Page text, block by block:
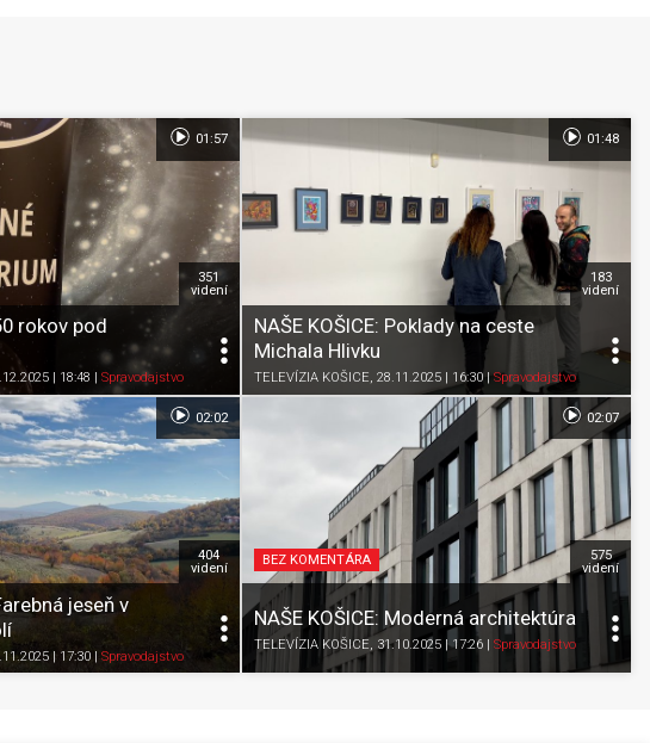
Pozrieť neskôr
K obľúbeným
rokov pod
| 18:48 Spravodajstvo Pozrieť neskôr
K obľúbeným
Zdieľať
351
videní
01:57
NAŠE KOŠICE: Poklady na ceste
Michala Hlivku
TELEVÍZIA KOŠICE, 28.11.2025 | 16:30| Spravodajstvo
183
videní
01:48
Pozrieť neskôr
K obľúbeným
jeseň v
| 17:30 | Spravodajstvo Pozrieť neskôr
K obľúbeným
Zdieľať
404
videní
02:02
BEZ KOMENTÁRA
NAŠE KOŠICE: Moderná architektúra
TELEVÍZIA KOŠICE , 31.10.2025 | 17:26| Spravodajstvo
575
videní
02:07